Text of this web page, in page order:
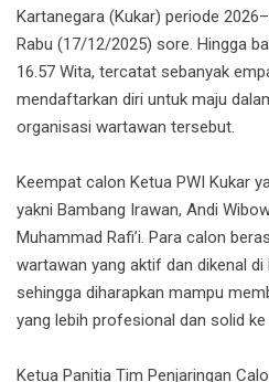
Kartanegara (Kukar) periode
Rabu (17/12/2025) sore. Hingga
16.57 Wita, tercatat sebanyak
mendaftarkan diri untuk maju
organisasi wartawan tersebut.
Keempat calon Ketua PWI Kukar
yakni Bambang Irawan, Andi
Muhammad Rafi’i. Para calon
wartawan yang aktif dan dikenal di
sehingga diharapkan mampu
yang lebih profesional dan solid ke
Ketua Panitia Tim Penjaringan